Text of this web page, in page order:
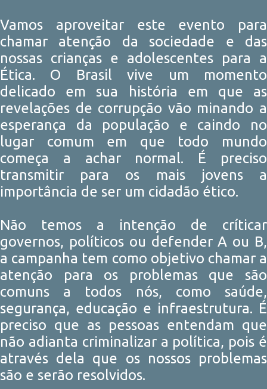
Vamos aproveitar este evento para
chamar atenção da sociedade e das
nossas crianças e adolescentes para a
Ética. O Brasil vive um momento
delicado em sua história em que as
revelações de corrupção vão minando a
esperança da população e caindo no
lugar comum em que todo mundo
começa a achar normal. É preciso
transmitir para os mais jovens a
importância de ser um cidadão ético.
Não temos a intenção de críticar
governos, políticos ou defender A ou B,
a campanha tem como objetivo chamar a
atenção para os problemas que são
comuns a todos nós, como saúde,
segurança, educação e infraestrutura. É
preciso que as pessoas entendam que
não adianta criminalizar a política, pois é
através dela que os nossos problemas
são e serão resolvidos.